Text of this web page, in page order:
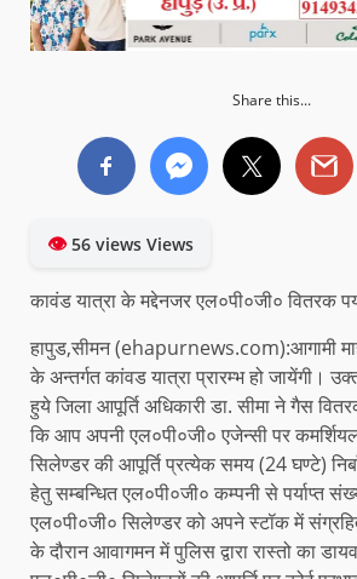
Share this...
👁56 views Views
कावंड यात्रा के मद्देनजर एल०पी०जी० वितरक
हापुड,सीमन (ehapurnews.com):आगामी
के अन्तर्गत कांवड यात्रा प्रारम्भ हो जायेंगी।
हुये जिला आपूर्ति अधिकारी डा. सीमा ने गैस
कि आप अपनी एल०पी०जी० एजेन्सी पर
सिलेण्डर की आपूर्ति प्रत्येक समय (24 घण्टे)
हेतु सम्बन्धित एल०पी०जी० कम्पनी से पर्याप्त
एल०पी०जी० सिलेण्डर को अपने स्टॉक में
के दौरान आवागमन में पुलिस द्वारा रास्तो का